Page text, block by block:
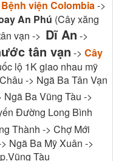
Bệnh viện Colombia->
An Phú (Cây xăng
vạn -> Dĩ An ->
tân vạn -> Cây
lộ 1K giao nhau mỹ
-> Ngã Ba Tân Vạn
Ba Vũng Tàu ->
Đường Long Bình
Thành -> Chợ Mới
Ngã Ba Mỹ Xuân ->
Tàu